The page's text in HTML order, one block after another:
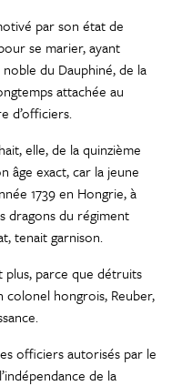
par son état de
se marier, ayant
du Dauphiné, de la
attachée au
d’officiers.
elle, de la quinzième
âge exact, car la jeune
1739 en Hongrie, à
dragons du régiment
tenait garnison.
plus, parce que détruits
colonel hongrois, Reuber,
officiers autorisés par le
de la